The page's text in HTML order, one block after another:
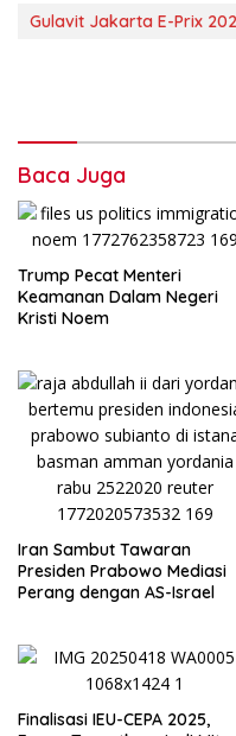
Gulavit Jakarta E-Prix
Baca Juga
Trump Pecat Menteri
Keamanan Dalam Negeri
Kristi Noem
Iran Sambut Tawaran
Presiden Prabowo Mediasi
Perang dengan AS-Israel
Finalisasi IEU-CEPA 2025,